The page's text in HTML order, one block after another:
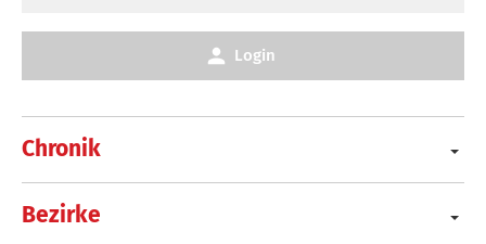
Chronik
Bezirke
Login